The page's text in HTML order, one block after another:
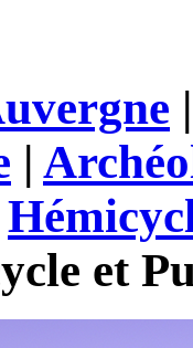
|
et